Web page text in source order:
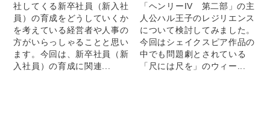
社してくる新卒社員（新入社
員）の育成をどうしていくか
を考えている経営者や人事の
方がいらっしゃることと思い
ます。今回は、新卒社員（新
入社員）の育成に関連...
「ヘンリーIV 第二部」の主
人公ハル王子のレジリエンス
について検討してみました。
今回はシェイクスピア作品の
中でも問題劇とされている
「尺には尺を」のウィー...